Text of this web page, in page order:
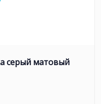
серый матовый